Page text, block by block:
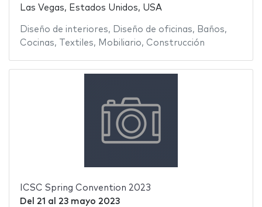
Las Vegas, Estados Unidos, USA
Diseño de interiores, Diseño de oficinas, Baños,
Cocinas, Textiles, Mobiliario, Construcción
ICSC Spring Convention 2023
Del 21 al 23 mayo 2023